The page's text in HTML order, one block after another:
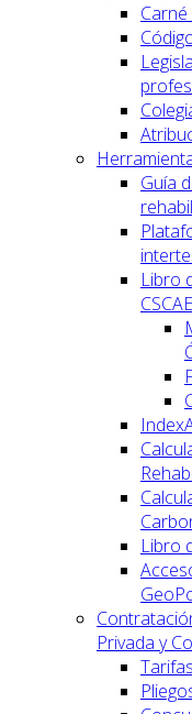
Carné
Guía
Libro
CSCAE
Libro
Privada y